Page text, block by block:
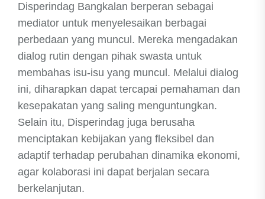
Disperindag Bangkalan berperan sebagai
mediator untuk menyelesaikan berbagai
perbedaan yang muncul. Mereka mengadakan
dialog rutin dengan pihak swasta untuk
membahas isu-isu yang muncul. Melalui dialog
ini, diharapkan dapat tercapai pemahaman dan
kesepakatan yang saling menguntungkan.
Selain itu, Disperindag juga berusaha
menciptakan kebijakan yang fleksibel dan
adaptif terhadap perubahan dinamika ekonomi,
agar kolaborasi ini dapat berjalan secara
berkelanjutan.